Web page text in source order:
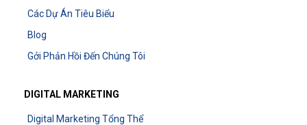
Các Dự Án Tiêu Biểu
Blog
Gởi Phản Hồi Đến Chúng Tôi
DIGITAL MARKETING
Digital Marketing Tổng Thể